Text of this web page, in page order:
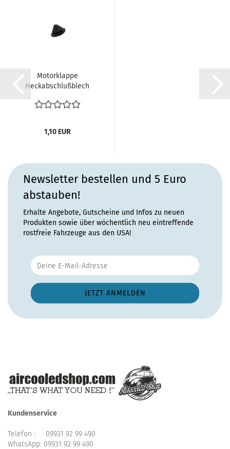
Motorklappe
Heckabschlußblech
1,10 EUR
Newsletter bestellen und 5 Euro
abstauben!
Erhalte Angebote, Gutscheine und Infos zu neuen
Produkten sowie über wöchentlich neu eintreffende
rostfreie Fahrzeuge aus den USA!
Kundenservice
Telefon : 09931 92 99 490
WhatsApp: 09931 92 99 490